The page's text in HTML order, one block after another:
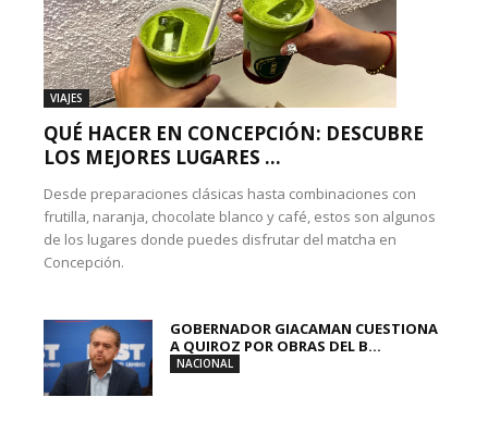
VIAJES
QUÉ HACER EN CONCEPCIÓN: DESCUBRE
LOS MEJORES LUGARES ...
Desde preparaciones clásicas hasta combinaciones con
frutilla, naranja, chocolate blanco y café, estos son algunos
de los lugares donde puedes disfrutar del matcha en
Concepción.
GOBERNADOR GIACAMAN CUESTIONA
A QUIROZ POR OBRAS DEL B...
NACIONAL